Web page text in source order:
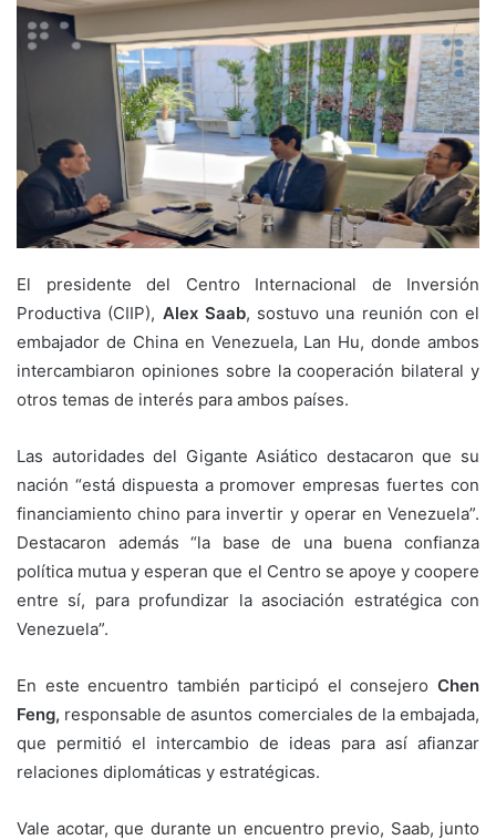
El presidente del Centro Internacional de Inversión
Productiva (CIIP), Alex Saab, sostuvo una reunión con el
embajador de China en Venezuela, Lan Hu, donde ambos
intercambiaron opiniones sobre la cooperación bilateral y
otros temas de interés para ambos países.
Las autoridades del Gigante Asiático destacaron que su
nación “está dispuesta a promover empresas fuertes con
financiamiento chino para invertir y operar en Venezuela”.
Destacaron además “la base de una buena confianza
política mutua y esperan que el Centro se apoye y coopere
entre sí, para profundizar la asociación estratégica con
Venezuela”.
En este encuentro también participó el consejero Chen
Feng, responsable de asuntos comerciales de la embajada,
que permitió el intercambio de ideas para así afianzar
relaciones diplomáticas y estratégicas.
Vale acotar, que durante un encuentro previo, Saab, junto